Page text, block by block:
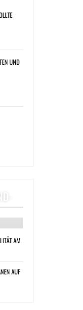
UND
AM
AUF